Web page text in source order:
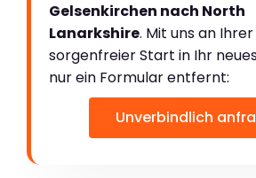
Gelsenkirchen nach North
Lanarkshire. Mit uns an
sorgenfreier Start in Ihr
nur ein Formular entfernt:
Unverbindlich